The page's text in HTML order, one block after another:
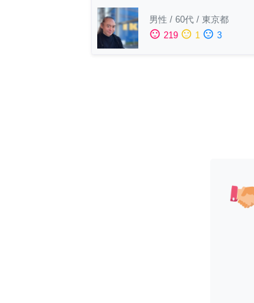
男性 / 60代 / 東京都
sentiment_satisfied 219 sentiment_neutral 1 sentiment_dissatisfied 3